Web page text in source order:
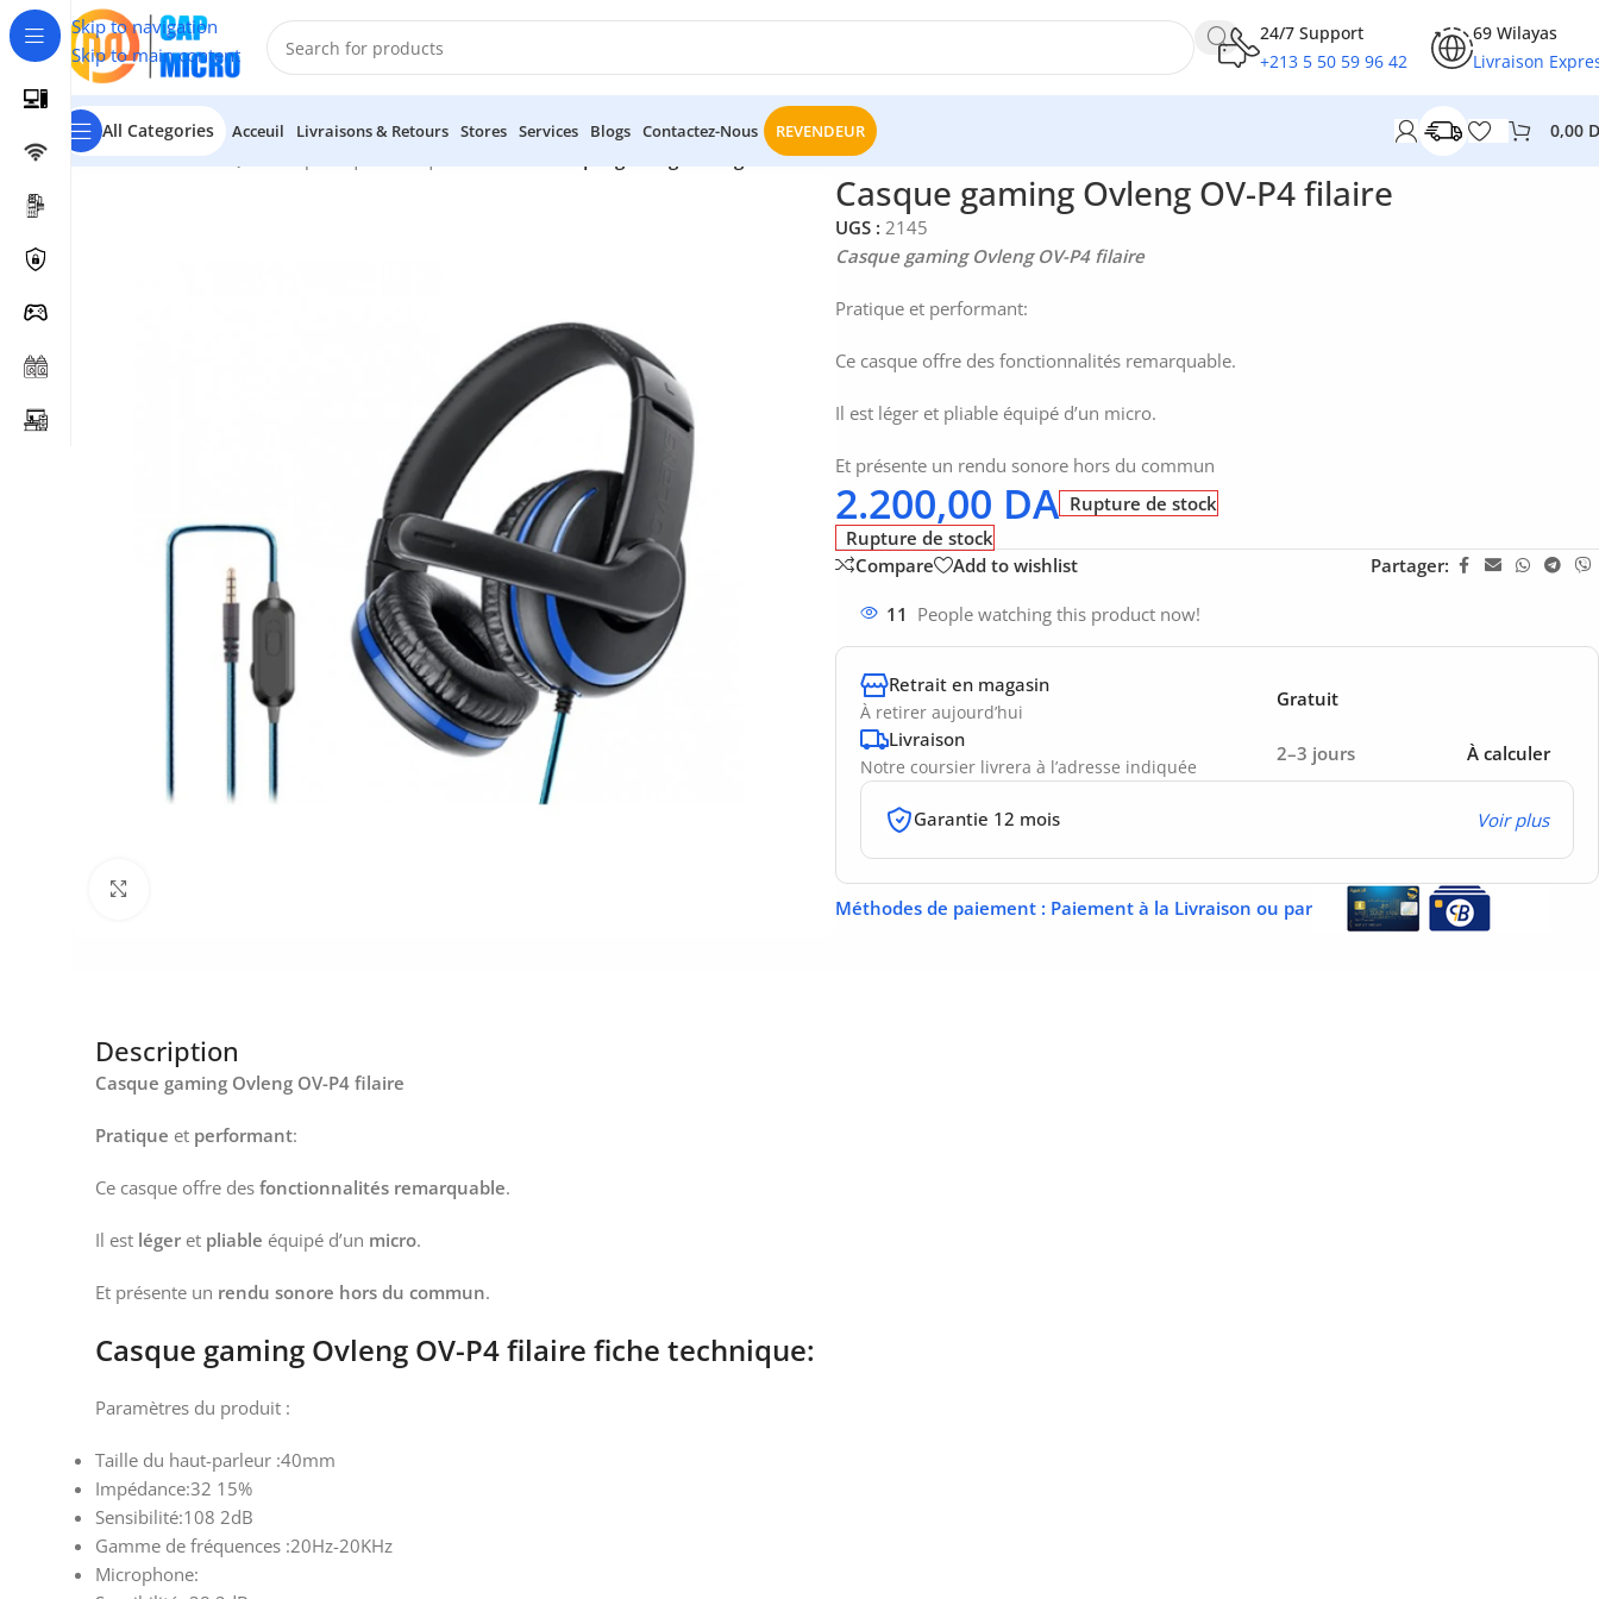
Skip to navigation
Skip to main content
24/7 Support
+213 5 50 59 96 42
69 Wilayas
Livraison
All Categories Acceuil Livraisons & Retours Stores Services Blogs Contactez-Nous REVENDEUR 0,00
Accueil/INFORMATIQUE Casque gaming Ovleng OV-P4 filaire
Casque gaming Ovleng OV-P4 filaire
UGS : 2145
Casque gaming Ovleng OV-P4 filaire
Pratique et performant:
Ce casque offre des fonctionnalités remarquable.
Il est léger et pliable équipé d’un micro.
Et présente un rendu sonore hors du commun
2.200,00 DA Rupture de stock
Rupture de stock
Compare
Add to wishlist Partager:
11 People watching this product now!
Retrait en magasin
À retirer aujourd’hui
Gratuit
Livraison
Notre coursier livrera à l’adresse indiquée
2–3 jours À calculer
Garantie 12 mois Voir plus
Méthodes de paiement : Paiement à la Livraison ou par
Description
Casque gaming Ovleng OV-P4 filaire
Pratique et performant:
Ce casque offre des fonctionnalités remarquable.
Il est léger et pliable équipé d’un micro.
Et présente un rendu sonore hors du commun.
Casque gaming Ovleng OV-P4 filaire fiche technique:
Paramètres du produit :
Taille du haut-parleur :40mm
Impédance:32 15%
Sensibilité:108 2dB
Gamme de fréquences :20Hz-20KHz
Microphone: